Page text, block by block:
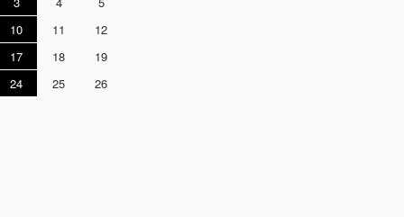
10 11
12
17 18
19
24 25
26